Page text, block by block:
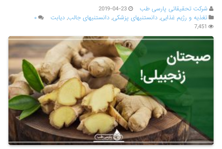
شرکت تحقیقاتی پارسی طب
2019-04-23
تغذیه و رژیم غذایی,دانستنیهای پزشکی,دانستنیهای جالب,دیابت
۰
7,451